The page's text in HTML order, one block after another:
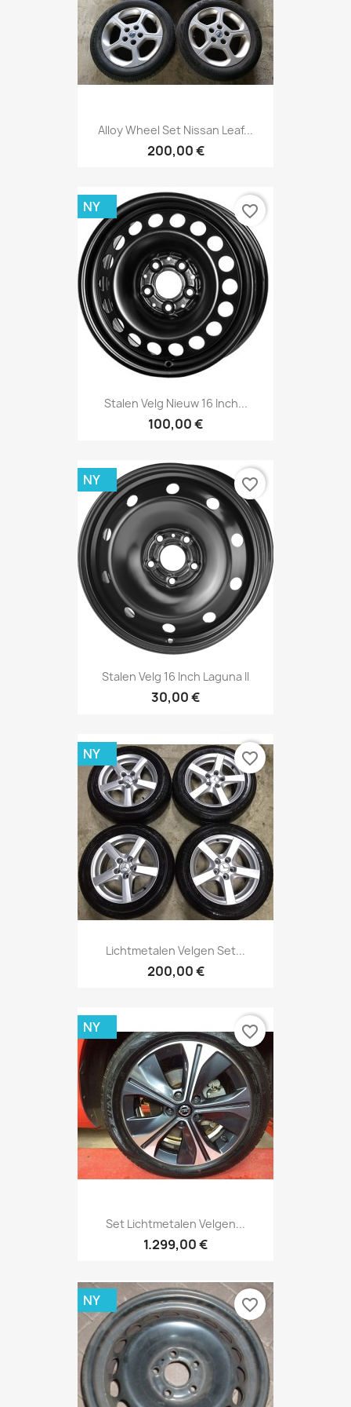
Alloy Wheel Set Nissan Leaf...
200,00 €
Stalen Velg Nieuw 16 Inch...
100,00 €
NY favorite_border
Stalen Velg 16 Inch Laguna II
30,00 €
NY favorite_border
Lichtmetalen Velgen Set...
200,00 €
NY favorite_border
Set Lichtmetalen Velgen...
1.299,00 €
NY favorite_border
NY favorite_border